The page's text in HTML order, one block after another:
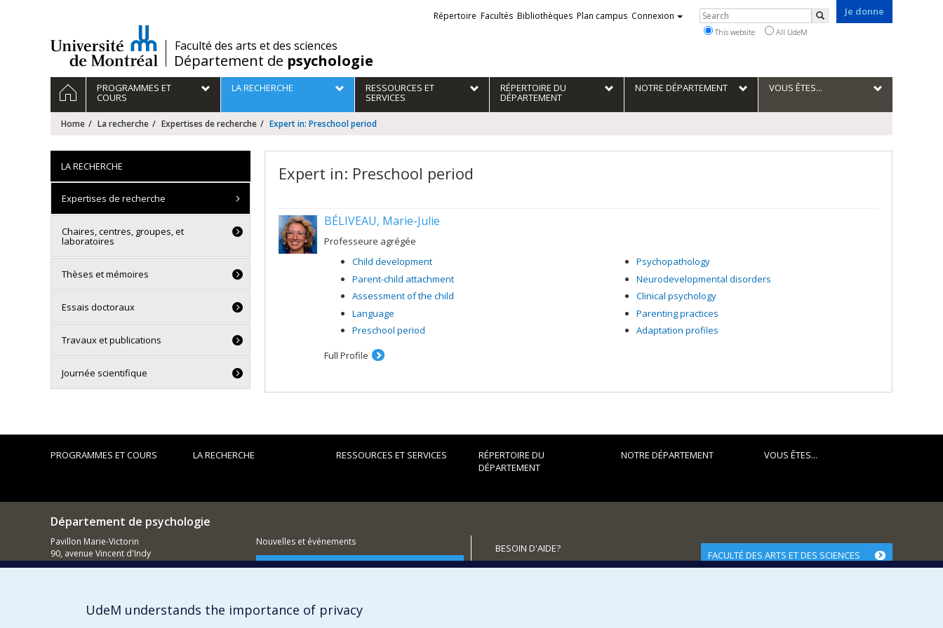
/Faculté des arts et des sciences
Département de psychologie
Je donne
Liens
externes
Répertoire Facultés Bibliothèques Plan campus Connexion Rechercher
Search
This website All UdeM
Navigation
principale
HOMEPROGRAMMES ET
COURS
LA RECHERCHE RESSOURCES ET
SERVICES
RÉPERTOIRE DU
DÉPARTEMENT
NOTRE DÉPARTEMENT VOUS ÊTES...
Home La recherche Expertises de recherche Expert in: Preschool period
Expert in: Preschool period
BÉLIVEAU, Marie-Julie
Professeure agrégée
Child development
Parent-child attachment
Assessment of the child
Language
Preschool period
Psychopathology
Neurodevelopmental disorders
Clinical psychology
Parenting practices
Adaptation profiles
Full Profile
LA RECHERCHE
Expertises de recherche
Chaires, centres, groupes, et
laboratoires
Thèses et mémoires
Essais doctoraux
Travaux et publications
Journée scientifique
PROGRAMMES ET COURS LA RECHERCHE RESSOURCES ET SERVICES
RÉPERTOIRE DU
DÉPARTEMENT
NOTRE DÉPARTEMENT VOUS ÊTES...
Département de psychologie
Pavillon Marie-Victorin
90, avenue Vincent d'Indy
Montréal (QC)
Nouvelles et événements
Comment soutenir le Département?
BESOIN D'AIDE?
Plan du site
FACULTÉ DES ARTS ET DES SCIENCES
UdeM understands the importance of privacy